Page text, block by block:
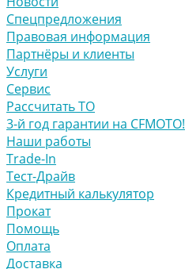
Спецпредложения
Правовая информация
Партнёры и клиенты
Услуги
Сервис
Рассчитать ТО
3-й год гарантии на CFMOTO!
Наши работы
Trade-In
Тест-Драйв
Кредитный калькулятор
Прокат
Помощь
Оплата
Доставка